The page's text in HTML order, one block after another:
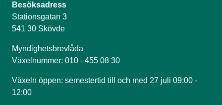
Besöksadress
Stationsgatan 3
541 30 Skövde
Myndighetsbrevlåda
Växelnummer: 010 - 455 08 30
Växeln öppen: semestertid till och med 27 juli 09:00 -
12:00